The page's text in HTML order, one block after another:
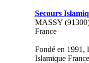
Secours
MASSY
France
Fondé en 1991,
Islamique